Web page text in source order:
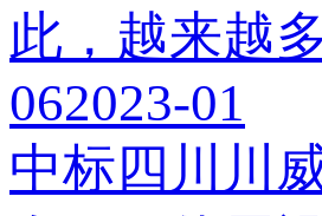
此，越来越
062023-01
中标四川川